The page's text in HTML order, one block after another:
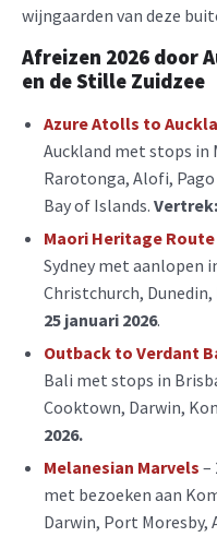
wijngaarden van deze
Afreizen 2026 door
en de Stille Zuidzee
Azure Atolls to
Auckland met stops in
Rarotonga, Alofi, Pago
Bay of Islands.
Maori Heritage Route
Sydney met aanlopen
Christchurch,
25 januari 2026.
Outback to Verdant
Bali met stops in
Cooktown, Darwin,
2026.
Melanesian Marvels –
met bezoeken aan
Darwin, Port Moresby,